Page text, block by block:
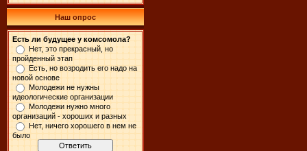
Наш опрос
Есть ли будущее у комсомола?
Нет, это прекрасный, но
пройденный этап
Есть, но возродить его надо на
новой основе
Молодежи не нужны
идеологические организации
Молодежи нужно много
организаций - хороших и разных
Нет, ничего хорошего в нем не
было